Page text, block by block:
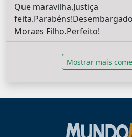
Que maravilha.Justiça
Moraes Filho.Perfeito!
Mostrar mais